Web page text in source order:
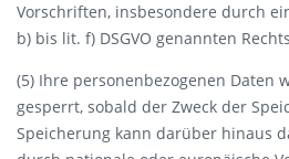
Vorschriften, insbesondere durch
b) bis lit. f) DSGVO genannten
(5) Ihre personenbezogenen Daten
gesperrt, sobald der Zweck der
Speicherung kann darüber hinaus